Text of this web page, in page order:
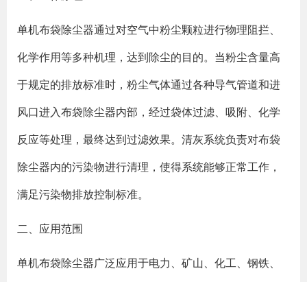
单机布袋除尘器通过对空气中粉尘颗粒进行物理阻拦、
化学作用等多种机理，达到除尘的目的。当粉尘含量高
于规定的排放标准时，粉尘气体通过各种导气管道和进
风口进入布袋除尘器内部，经过袋体过滤、吸附、化学
反应等处理，最终达到过滤效果。清灰系统负责对布袋
除尘器内的污染物进行清理，使得系统能够正常工作，
满足污染物排放控制标准。
二、应用范围
单机布袋除尘器广泛应用于电力、矿山、化工、钢铁、